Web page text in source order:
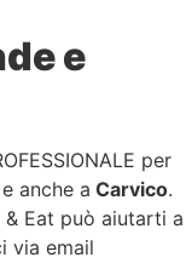
e
per
anche a Carvico.
Eat può aiutarti a
via email